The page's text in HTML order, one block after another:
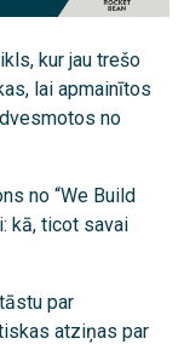
kur jau trešo
lai apmainītos
no
no “We Build
kā, ticot savai
par
atziņas par